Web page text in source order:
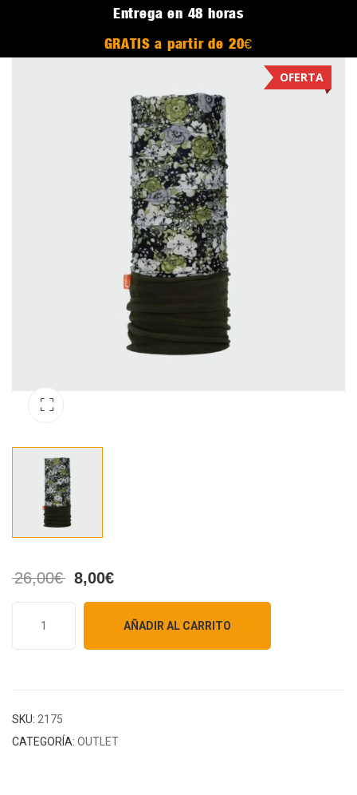
Entrega en 48 horas
GRATIS a partir de 20€
OFERTA
26,00€ 8,00€
AÑADIR AL CARRITO
SKU: 2175
CATEGORÍA: OUTLET